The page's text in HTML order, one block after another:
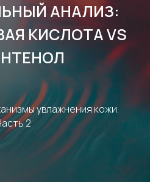
АНАЛИЗ:
КИСЛОТА VS
увлажнения кожи.
2